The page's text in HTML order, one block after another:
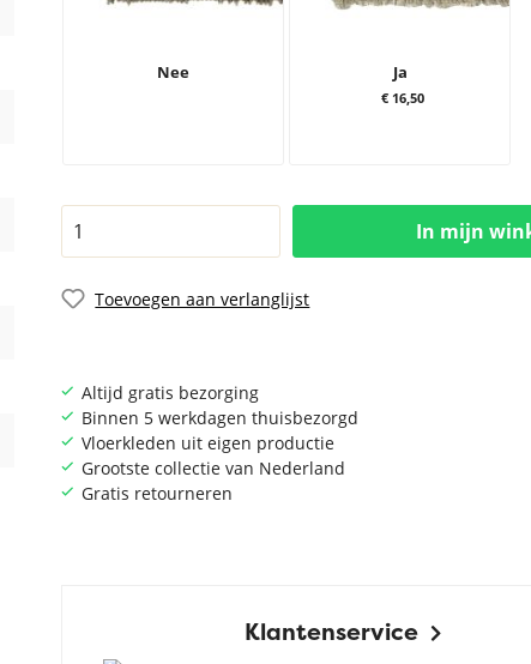
Nee Ja
€ 16,50
In mijn
Toevoegen aan verlanglijst
Altijd gratis bezorging
Binnen 5 werkdagen thuisbezorgd
Vloerkleden uit eigen productie
Grootste collectie van Nederland
Gratis retourneren
Klantenservice